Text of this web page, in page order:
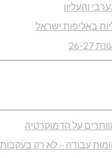
והעליון
27
על הדמוקרטיה
עבודה – לא רק בעקבות